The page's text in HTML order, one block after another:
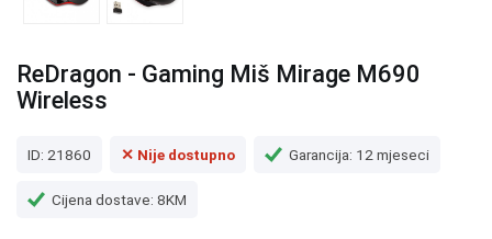
ReDragon - Gaming Miš Mirage M690
Wireless
ID: 21860 ✕ Nije dostupno Garancija: 12 mjeseci
Cijena dostave: 8KM